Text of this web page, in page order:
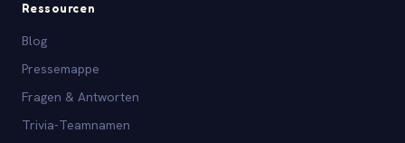
Ressourcen
Blog
Pressemappe
Fragen & Antworten
Trivia-Teamnamen